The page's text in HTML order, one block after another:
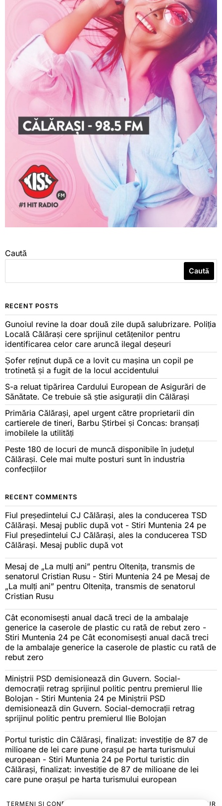
Caută
Caută
RECENT POSTS
Gunoiul revine la doar două zile după salubrizare. Poliția
Locală Călărași cere sprijinul cetățenilor pentru
identificarea celor care aruncă ilegal deșeuri
Șofer reținut după ce a lovit cu mașina un copil pe
trotinetă și a fugit de la locul accidentului
S-a reluat tipărirea Cardului European de Asigurări de
Sănătate. Ce trebuie să știe asigurații din Călărași
Primăria Călărași, apel urgent către proprietarii din
cartierele de tineri, Barbu Știrbei și Concas: branșați
imobilele la utilități
Peste 180 de locuri de muncă disponibile în județul
Călărași. Cele mai multe posturi sunt în industria
confecțiilor
RECENT COMMENTS
Fiul președintelui CJ Călărași, ales la conducerea TSD
Călărași. Mesaj public după vot - Stiri Muntenia 24 pe
Fiul președintelui CJ Călărași, ales la conducerea TSD
Călărași. Mesaj public după vot
Mesaj de „La mulți ani” pentru Oltenița, transmis de
senatorul Cristian Rusu - Stiri Muntenia 24 pe Mesaj de
„La mulți ani” pentru Oltenița, transmis de senatorul
Cristian Rusu
Cât economisești anual dacă treci de la ambalaje
generice la caserole de plastic cu rată de rebut zero -
Stiri Muntenia 24 pe Cât economisești anual dacă treci
de la ambalaje generice la caserole de plastic cu rată de
rebut zero
Miniștrii PSD demisionează din Guvern. Social-
democrații retrag sprijinul politic pentru premierul Ilie
Bolojan - Stiri Muntenia 24 pe Miniștrii PSD
demisionează din Guvern. Social-democrații retrag
sprijinul politic pentru premierul Ilie Bolojan
Portul turistic din Călărași, finalizat: investiție de 87 de
milioane de lei care pune orașul pe harta turismului
european - Stiri Muntenia 24 pe Portul turistic din
Călărași, finalizat: investiție de 87 de milioane de lei
care pune orașul pe harta turismului european
TERMENI ȘI CONDIȚII POLITICA DE ANULARE & RETUR